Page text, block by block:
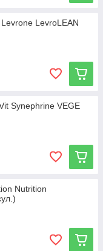
LevroLEAN
Synephrine VEGE
Nutrition